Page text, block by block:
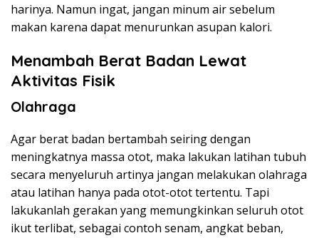
harinya. Namun ingat, jangan minum air sebelum
makan karena dapat menurunkan asupan kalori.
Menambah Berat Badan Lewat
Aktivitas Fisik
Olahraga
Agar berat badan bertambah seiring dengan
meningkatnya massa otot, maka lakukan latihan tubuh
secara menyeluruh artinya jangan melakukan olahraga
atau latihan hanya pada otot-otot tertentu. Tapi
lakukanlah gerakan yang memungkinkan seluruh otot
ikut terlibat, sebagai contoh senam, angkat beban,